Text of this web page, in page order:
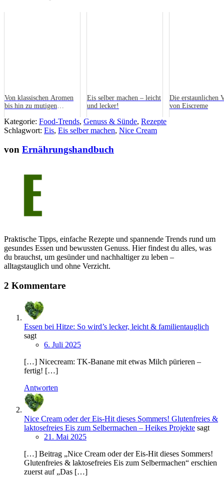
Von klassischen Aromen
bis hin zu mutigen
durch die Welt der
Eishersteller
Eis selber machen – leicht
und lecker!
Die erstaunlichen
von Eiscreme
Kategorie: Food-Trends, Genuss & Sünde, Rezepte
Schlagwort: Eis, Eis selber machen, Nice Cream
von Ernährungshandbuch
Praktische Tipps, einfache Rezepte und spannende Trends rund um
gesundes Essen und bewussten Genuss. Hier findest du alles, was
du brauchst, um gesünder und nachhaltiger zu leben –
alltagstauglich und ohne Verzicht.
2 Kommentare
Essen bei Hitze: So wird’s lecker, leicht & familientauglich
sagt
6. Juli 2025
[…] Nicecream: TK-Banane mit etwas Milch pürieren –
fertig! […]
Antworten
Nice Cream oder der Eis-Hit dieses Sommers! Glutenfreies &
laktosefreies Eis zum Selbermachen – Heikes Projekte sagt
21. Mai 2025
[…] Beitrag „Nice Cream oder der Eis-Hit dieses Sommers!
Glutenfreies & laktosefreies Eis zum Selbermachen“ erschien
zuerst auf „Das […]